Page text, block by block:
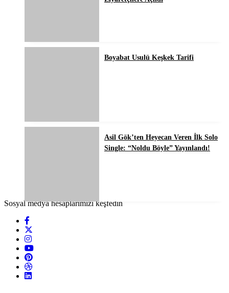
Boyabat Usulü Keşkek Tarifi
Asil Gök’ten Heyecan Veren İlk Solo
Single: “Noldu Böyle” Yayınlandı!
Sosyal medya hesaplarımızı keşfedin